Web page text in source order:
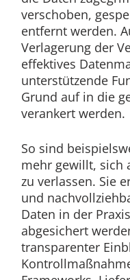
verschoben,
entfernt werden.
Verlagerung der
effektives
unterstützende
Grund auf in die
verankert werden.
So sind
mehr gewillt, sich
zu verlassen. Sie
und
Daten in der
abgesichert
transparenter